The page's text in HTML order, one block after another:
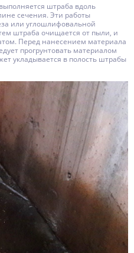
штраба вдоль
сечения. Эти работы
или углошлифовальной
штраба очищается от пыли, и
Перед нанесением материала
прогрунтовать материалом
укладывается в полость штрабы